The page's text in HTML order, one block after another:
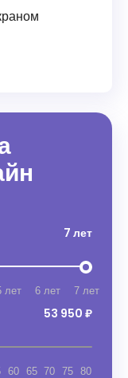
7 лет
лет 6 лет 7 лет
53 950 ₽
60 65 70 75 80